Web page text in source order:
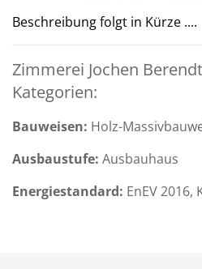
Beschreibung folgt in Kürze ....
Zimmerei Jochen
Kategorien:
Bauweisen: Holz-
Ausbaustufe: Ausbauhaus
Energiestandard: EnEV 2016,